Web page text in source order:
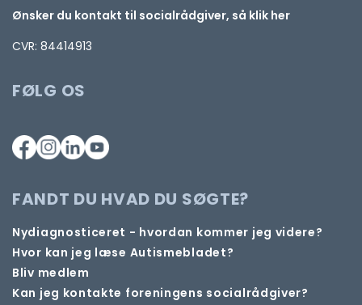
Ønsker du kontakt til socialrådgiver, så klik her
CVR: 84414913
FØLG OS
FANDT DU HVAD DU SØGTE?
Nydiagnosticeret - hvordan kommer jeg videre?
Hvor kan jeg læse Autismebladet?
Bliv medlem
Kan jeg kontakte foreningens socialrådgiver?